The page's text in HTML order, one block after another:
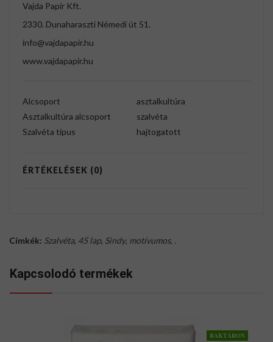
Vajda Papír Kft.
2330. Dunaharaszti Némedi út 51.
info@vajdapapir.hu
www.vajdapapir.hu
Alcsoport
asztalkultúra
Asztalkultúra alcsoport
szalvéta
Szalvéta típus
hajtogatott
ÉRTÉKELÉSEK (0)
Címkék: Szalvéta, 45 lap, Sindy, motívumos, .
Kapcsolodó termékek
RAKTÁRON